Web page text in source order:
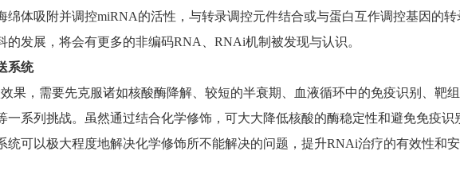
绵体吸附并调控miRNA的活性，与转录调控元件结合或与蛋白互作调控基因的
的发展，将会有更多的非编码RNA、RNAi机制被发现与认识。
系统
果，需要先克服诸如核酸酶降解、较短的半衰期、血液循环中的免疫识别、靶
一系列挑战。虽然通过结合化学修饰，可大大降低核酸的酶稳定性和避免免疫
统可以极大程度地解决化学修饰所不能解决的问题，提升RNAi治疗的有效性和